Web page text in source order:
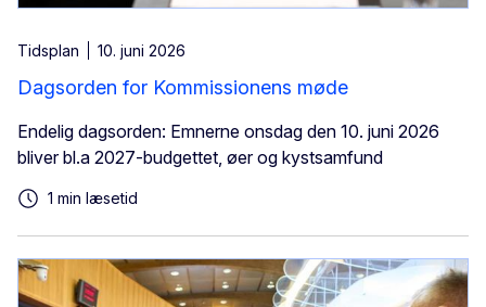
Tidsplan 10. juni 2026
Dagsorden for Kommissionens møde
Endelig dagsorden: Emnerne onsdag den 10. juni 2026
bliver bl.a 2027-budgettet, øer og kystsamfund
1 min læsetid